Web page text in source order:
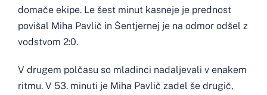
domače ekipe. Le šest minut kasneje je prednost
povišal Miha Pavlič in Šentjernej je na odmor odšel z
vodstvom 2:0.
V drugem polčasu so mladinci nadaljevali v enakem
ritmu. V 53. minuti je Miha Pavlič zadel še drugič,